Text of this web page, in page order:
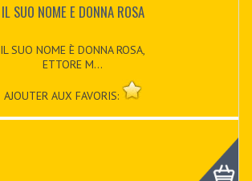
IL SUO NOME E DONNA ROSA
IL SUO NOME È DONNA ROSA,
ETTORE M...
AJOUTER AUX FAVORIS: